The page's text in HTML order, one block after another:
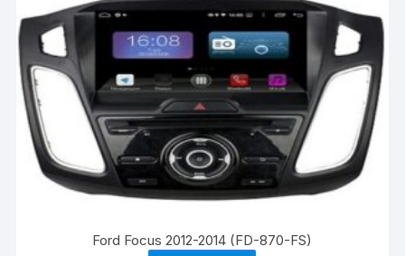
Ford Focus 2012-2014 (FD-870-FS)